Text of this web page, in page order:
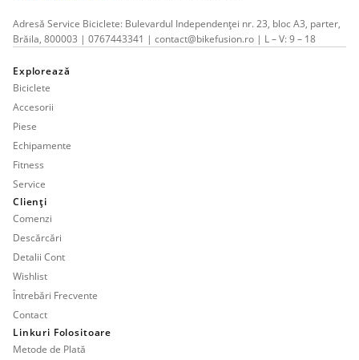
Adresă Service Biciclete: Bulevardul Independenței nr. 23, bloc A3, parter,
Brăila, 800003 | 0767443341 | contact@bikefusion.ro | L – V: 9 – 18
Explorează
Biciclete
Accesorii
Piese
Echipamente
Fitness
Service
Clienți
Comenzi
Descărcări
Detalii Cont
Wishlist
Întrebări Frecvente
Contact
Linkuri Folositoare
Metode de Plată